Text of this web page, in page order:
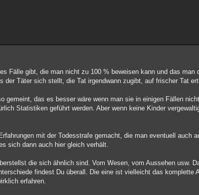
Fälle gibt, die man nicht zu 100 % beweisen kann und das
der Täter sich stellt, die Tat irgendwann zugibt, auf frischer Tat
gemeint, das es besser wäre wenn man sie in einigen Fällen
Statistiken geführt werden. Aber wenn keine Kinder
mit der Todesstrafe gemacht, die man eventuell auch
sich dann auch hier gleich verhält.
die sich ähnlich sind. Vom Wesen, vom Aussehen usw.
findest Du überall. Die eine ist vielleicht das komplette
erfahren.